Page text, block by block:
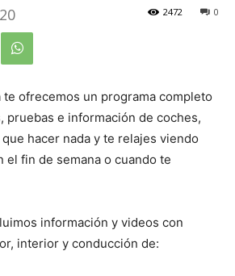
0
2472
te ofrecemos un programa completo
pruebas e información de coches,
hacer nada y te relajes viendo
el fin de semana o cuando te
información y videos con
interior y conducción de: